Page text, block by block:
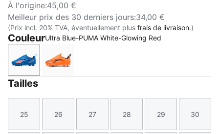
À l'origine:45,00 €
Meilleur prix des 30 derniers jours:34,00 €
(Prix incl. 20% TVA, éventuellement plus frais de livraison.)
CouleurUltra Blue-PUMA White-Glowing Red
Ultra Blue-PUMA White-Glowing Red
Heat Fire-PUMA Black-Ultra Blue
Tailles
Taille
25
Taille
26
Taille
27
Taille
28
Taille
29
Taille
30